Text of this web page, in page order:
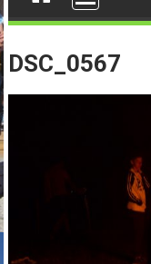
DSC_0567